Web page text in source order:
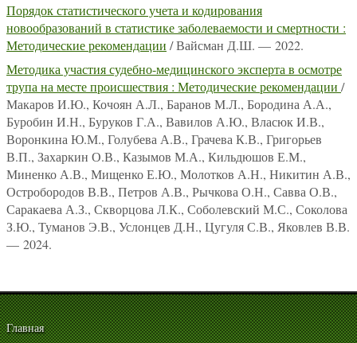
Порядок статистического учета и кодирования
новообразований в статистике заболеваемости и смертности :
Методические рекомендации / Вайсман Д.Ш. — 2022.
Методика участия судебно-медицинского эксперта в осмотре
трупа на месте происшествия : Методические рекомендации /
Макаров И.Ю., Кочоян А.Л., Баранов М.Л., Бородина А.А.,
Буробин И.Н., Буруков Г.А., Вавилов А.Ю., Власюк И.В.,
Воронкина Ю.М., Голубева А.В., Грачева К.В., Григорьев
В.П., Захаркин О.В., Казымов М.А., Кильдюшов Е.М.,
Миненко А.В., Мищенко Е.Ю., Молотков А.Н., Никитин А.В.,
Остробородов В.В., Петров А.В., Рычкова О.Н., Савва О.В.,
Саракаева А.З., Скворцова Л.К., Соболевский М.С., Соколова
З.Ю., Туманов Э.В., Услонцев Д.Н., Цугуля С.В., Яковлев В.В.
— 2024.
Главная